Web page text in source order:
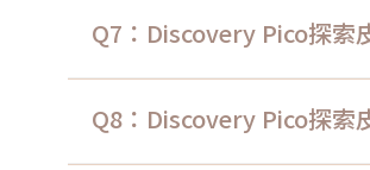
Q7：Discovery Pico探索
Q8：Discovery Pico探索